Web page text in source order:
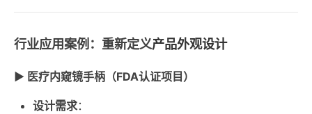
行业应用案例：重新定义产品外观设计
▶ 医疗内窥镜手柄（FDA认证项目）
设计需求：